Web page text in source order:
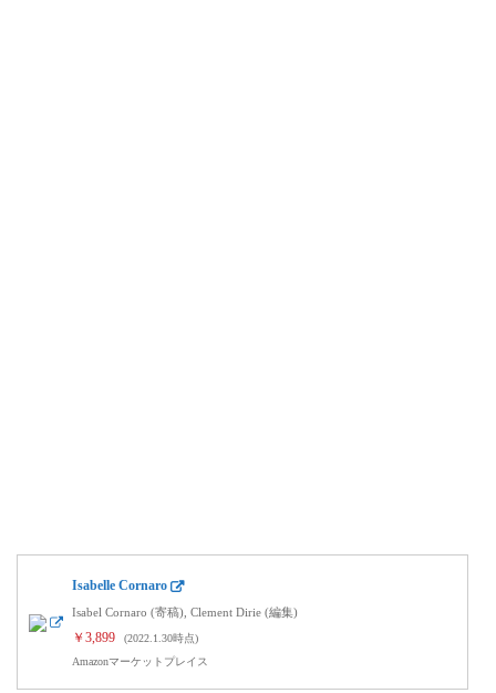
Isabelle Cornaro
Isabel Cornaro (寄稿), Clement Dirie (編集)
￥3,899
(2022.1.30時点)
Amazonマーケットプレイス